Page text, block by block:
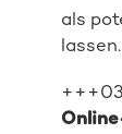
als
lassen.